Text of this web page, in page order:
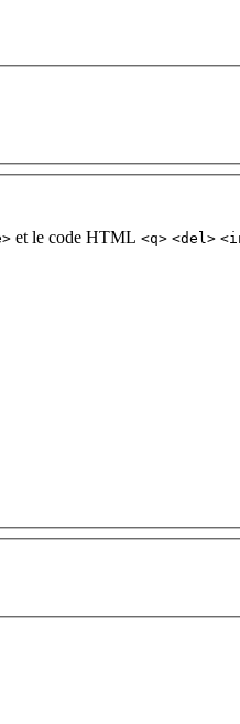
et le code HTML <q> <del>